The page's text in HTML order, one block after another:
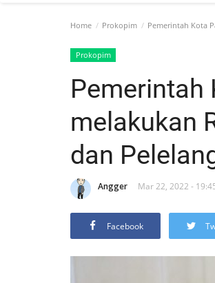
Home Prokopim Pemerintah Kota
Prokopim
Pemerintah
melakukan
dan
Angger Mar 22, 2022 -
Facebook